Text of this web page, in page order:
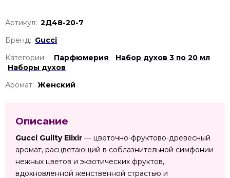
Артикул: 2Д48-20-7
Бренд: Gucci
Категории:
Парфюмерия
Набор духов 3 по 20 мл
Наборы духов
Аромат: Женский
Описание
Gucci Guilty Elixir — цветочно-фруктово-древесный
аромат, расцветающий в соблазнительной симфонии
нежных цветов и экзотических фруктов,
вдохновленной женственной страстью и